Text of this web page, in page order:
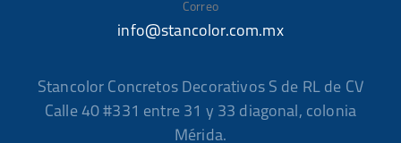
Correo
info@stancolor.com.mx
Stancolor Concretos Decorativos S de RL de CV
Calle 40 #331 entre 31 y 33 diagonal, colonia
Mérida.